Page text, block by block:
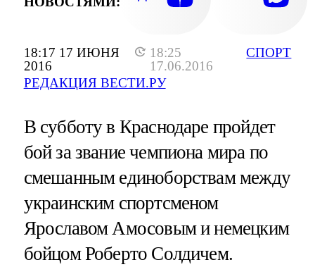
18:17 17 ИЮНЯ
2016
18:25
17.06.2016
РЕДАКЦИЯ ВЕСТИ.РУ
СПОРТ
В субботу в Краснодаре пройдет
бой за звание чемпиона мира по
смешанным единоборствам между
украинским спортсменом
Ярославом Амосовым и немецким
бойцом Роберто Солдичем.